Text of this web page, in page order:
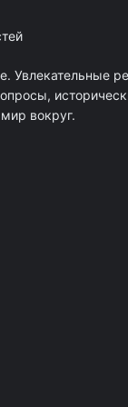
Увлекательные
вокруг.